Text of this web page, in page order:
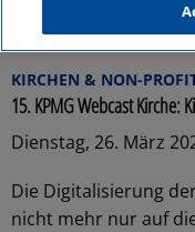
KIRCHEN & NON-
15. KPMG Webcast Kirche:
Dienstag, 26. März
Die Digitalisierung
nicht mehr nur auf